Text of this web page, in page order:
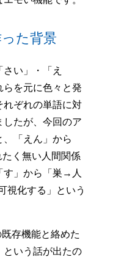
た背景
い」・「え
らを元に色々と発
れぞれの単語に対
したが、今回のア
「えん」から
く無い人間関係
す」から「巣→人
視化する」という
存機能と絡めた
という話が出たの